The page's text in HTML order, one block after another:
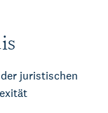
juristischen